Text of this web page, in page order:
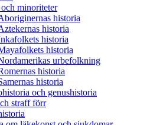
minoriteter
historia
historia
historia
historia
urbefolkning
historia
historia
och genushistoria
straff förr